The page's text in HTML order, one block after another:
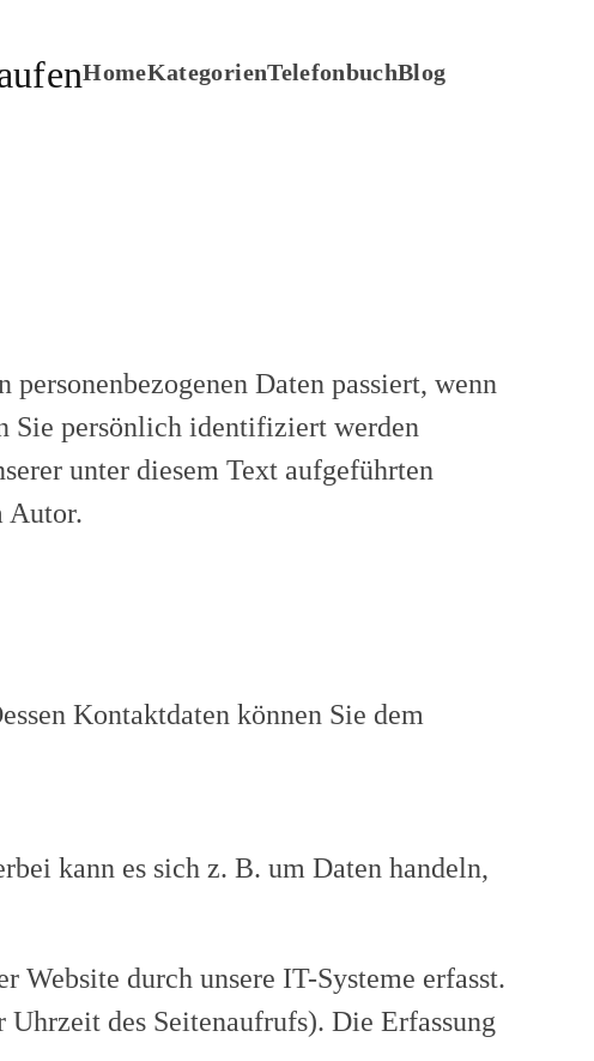
HomeKategorienTelefonbuchBlog
Daten passiert, wenn
Sie persönlich identifiziert werden
unter diesem Text aufgeführten
Autor.
Kontaktdaten können Sie dem
kann es sich z. B. um Daten handeln,
durch unsere IT-Systeme erfasst.
des Seitenaufrufs). Die Erfassung